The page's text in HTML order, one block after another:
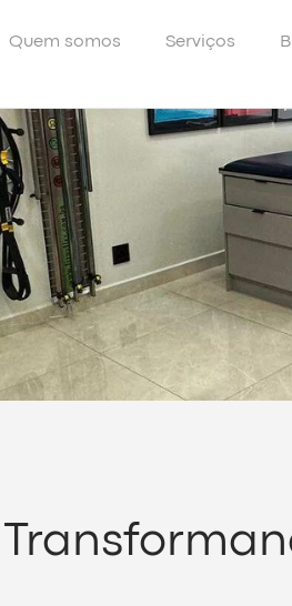
Quem somos Serviços